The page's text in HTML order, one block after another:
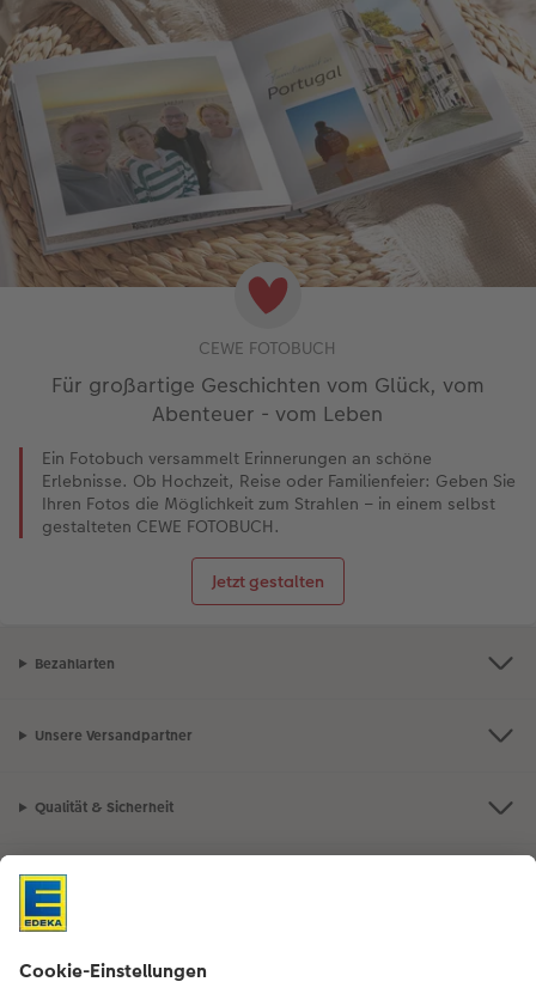
CEWE FOTOBUCH
Für großartige Geschichten vom Glück, vom
Abenteuer - vom Leben
Ein Fotobuch versammelt Erinnerungen an schöne
Erlebnisse. Ob Hochzeit, Reise oder Familienfeier: Geben Sie
Ihren Fotos die Möglichkeit zum Strahlen – in einem selbst
gestalteten CEWE FOTOBUCH.
Jetzt gestalten
Bezahlarten
Unsere Versandpartner
Qualität & Sicherheit
Nachhaltigkeit bei CEWE